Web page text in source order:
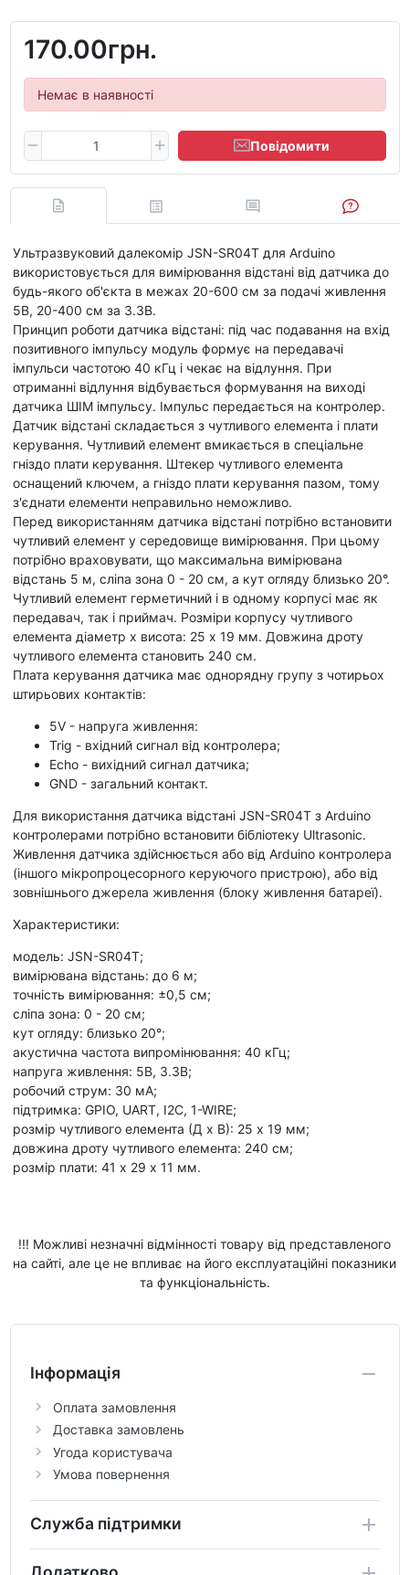
170.00грн.
Немає в наявності
Повідомити
Ультразвуковий далекомір JSN-SR04T для Arduino
використовується для вимірювання відстані від датчика до
будь-якого об'єкта в межах 20-600 см за подачі живлення
5В, 20-400 см за 3.3В.
Принцип роботи датчика відстані: під час подавання на вхід
позитивного імпульсу модуль формує на передавачі
імпульси частотою 40 кГц і чекає на відлуння. При
отриманні відлуння відбувається формування на виході
датчика ШІМ імпульсу. Імпульс передається на контролер.
Датчик відстані складається з чутливого елемента і плати
керування. Чутливий елемент вмикається в спеціальне
гніздо плати керування. Штекер чутливого елемента
оснащений ключем, а гніздо плати керування пазом, тому
з'єднати елементи неправильно неможливо.
Перед використанням датчика відстані потрібно встановити
чутливий елемент у середовище вимірювання. При цьому
потрібно враховувати, що максимальна вимірювана
відстань 5 м, сліпа зона 0 - 20 см, а кут огляду близько 20°.
Чутливий елемент герметичний і в одному корпусі має як
передавач, так і приймач. Розміри корпусу чутливого
елемента діаметр х висота: 25 х 19 мм. Довжина дроту
чутливого елемента становить 240 см.
Плата керування датчика має однорядну групу з чотирьох
штирьових контактів:
5V - напруга живлення:
Trig - вхідний сигнал від контролера;
Echo - вихідний сигнал датчика;
GND - загальний контакт.
Для використання датчика відстані JSN-SR04T з Arduino
контролерами потрібно встановити бібліотеку Ultrasonic.
Живлення датчика здійснюється або від Arduino контролера
(іншого мікропроцесорного керуючого пристрою), або від
зовнішнього джерела живлення (блоку живлення батареї).
Характеристики:
модель: JSN-SR04T;
вимірювана відстань: до 6 м;
точність вимірювання: ±0,5 см;
сліпа зона: 0 - 20 см;
кут огляду: близько 20°;
акустична частота випромінювання: 40 кГц;
напруга живлення: 5В, 3.3В;
робочий струм: 30 мА;
підтримка: GPIO, UART, I2C, 1-WIRE;
розмір чутливого елемента (Д х В): 25 х 19 мм;
довжина дроту чутливого елемента: 240 см;
розмір плати: 41 х 29 х 11 мм.
!!! Можливі незначні відмінності товару від представленого
на сайті, але це не впливає на його експлуатаційні показники
та функціональність.
Інформація
Оплата замовлення
Доставка замовлень
Угода користувача
Умова повернення
Служба підтримки